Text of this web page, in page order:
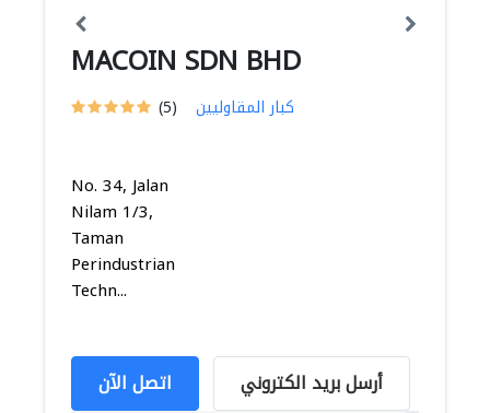
MACOIN SDN BHD
(5) كبار المقاوليين
No. 34, Jalan
Nilam 1/3,
Taman
Perindustrian
Techn...
اتصل الآن أرسل بريد الكتروني